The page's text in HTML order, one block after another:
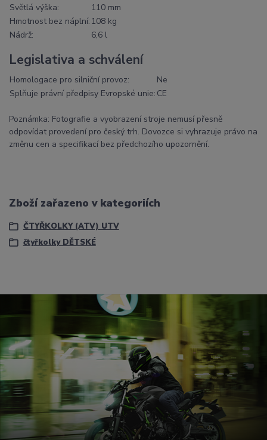
Světlá výška:
110 mm
Hmotnost bez náplní: 108 kg
Nádrž:
6,6 l
Legislativa a schválení
Homologace pro silniční provoz:
Ne
Splňuje právní předpisy Evropské unie: CE
Poznámka: Fotografie a vyobrazení stroje nemusí přesně
odpovídat provedení pro český trh. Dovozce si vyhrazuje právo na
změnu cen a specifikací bez předchozího upozornění.
Zboží zařazeno v kategoriích
ČTYŘKOLKY (ATV) UTV
čtyřkolky DĚTSKÉ